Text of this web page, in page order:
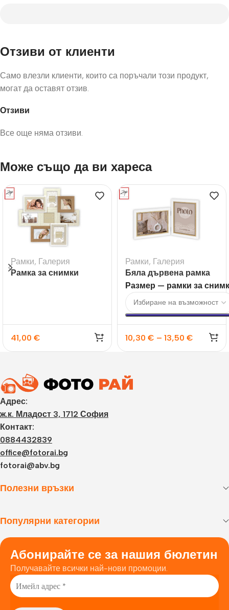
Отзиви от клиенти
Отзиви
Все още няма отзиви.
Само влезли клиенти, които са поръчали този продукт,
могат да оставят отзив.
Може също да ви хареса
Рамки, Галерия
Рамка за снимки
41,00 €
Рамки, Галерия
Бяла дървена рамка
Ayas 2L за 2 снимки за
10×15 и 13×18
Размер — рамки за
10,30 € – 13,50 €
Адрес:
ж.к. Младост 3, 1712 София
Контакт:
0884432839
office@fotorai.bg
fotorai@abv.bg
Полезни връзки
Популярни категории
Абонирайте се за нашия бюлетин
Получавайте всички най-нови промоции.